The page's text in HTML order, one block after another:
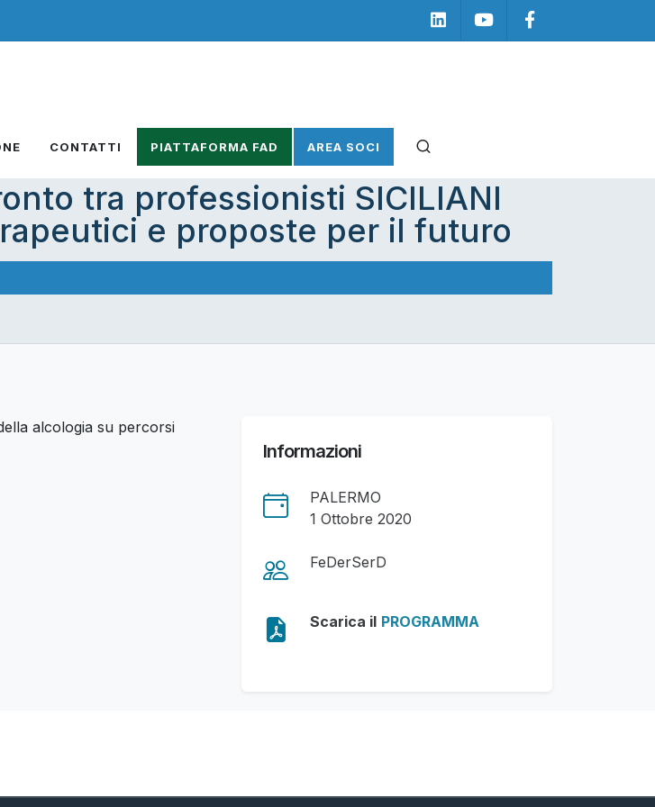
Linkedin Youtube
CONTATTI PIATTAFORMA FAD AREA SOCI
tra professionisti SICILIANI
e proposte per il futuro
Informazioni
PALERMO
1 Ottobre 2020
FeDerSerD
Scarica il PROGRAMMA